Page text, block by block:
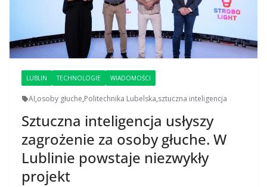
LUBLIN TECHNOLOGIE WIADOMOŚCI
AI,osoby głuche,Politechnika Lubelska,sztuczna inteligencja
Sztuczna inteligencja usłyszy
zagrożenie za osoby głuche. W
Lublinie powstaje niezwykły
projekt